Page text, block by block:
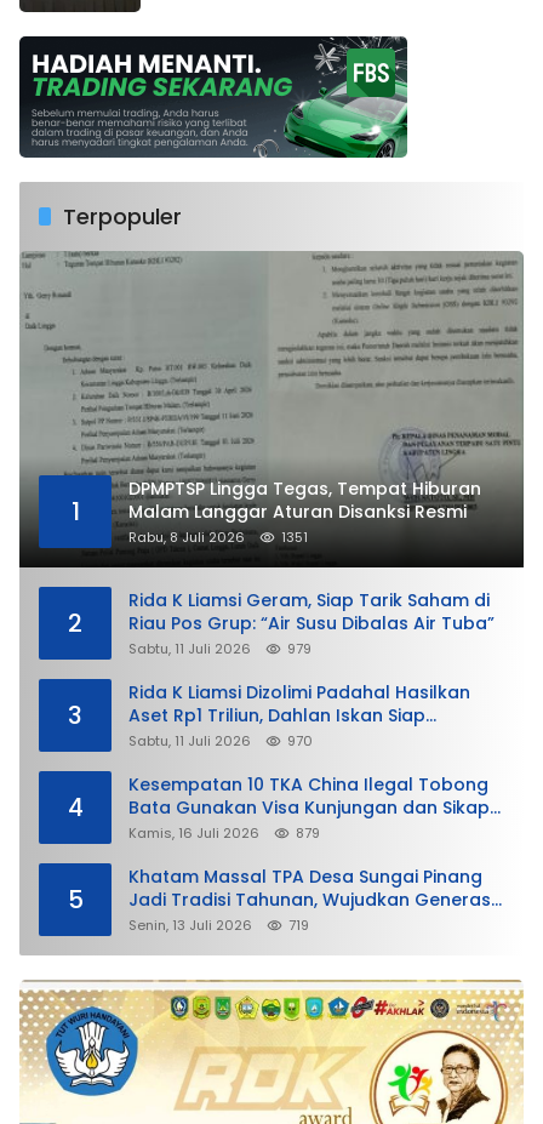
Terpopuler
1
DPMPTSP Lingga Tegas, Tempat Hiburan
Malam Langgar Aturan Disanksi Resmi
Rabu, 8 Juli 2026 1351
2
Rida K Liamsi Geram, Siap Tarik Saham di
Riau Pos Grup: “Air Susu Dibalas Air Tuba”
Sabtu, 11 Juli 2026 979
3
Rida K Liamsi Dizolimi Padahal Hasilkan
Aset Rp1 Triliun, Dahlan Iskan Siap
Membela
Sabtu, 11 Juli 2026 970
4
Kesempatan 10 TKA China Ilegal Tobong
Bata Gunakan Visa Kunjungan dan Sikap
Lunak Ditjen Imigrasi Kepri?
Kamis, 16 Juli 2026 879
5
Khatam Massal TPA Desa Sungai Pinang
Jadi Tradisi Tahunan, Wujudkan Generasi
Qurani
Senin, 13 Juli 2026 719